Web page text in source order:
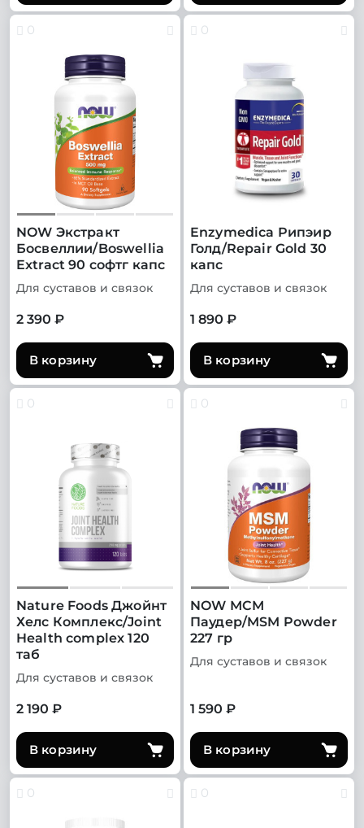
0
NOW Экстракт
Босвеллии/Boswellia
Extract 90 софтг капс
Для суставов и связок
2 390 ₽
В корзину
0
Enzymedica Рипэир
Голд/Repair Gold 30
капс
Для суставов и связок
1 890 ₽
В корзину
0
Nature Foods Джойнт
Хелс Комплекс/Joint
Health complex 120
таб
Для суставов и связок
2 190 ₽
В корзину
0
NOW МСМ
Паудер/MSM Powder
227 гр
Для суставов и связок
1 590 ₽
В корзину
0 0